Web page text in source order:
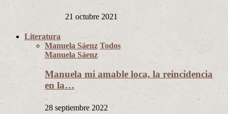
21 octubre 2021
Literatura
Manuela Sáenz Todos
Manuela Sáenz
Manuela mi amable loca, la reincidencia
en la…
28 septiembre 2022